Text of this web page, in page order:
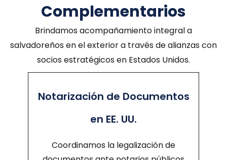
Complementarios
Brindamos acompañamiento integral a
salvadoreños en el exterior a través de alianzas con
socios estratégicos en Estados Unidos.
Notarización de Documentos
en EE. UU.
Coordinamos la legalización de